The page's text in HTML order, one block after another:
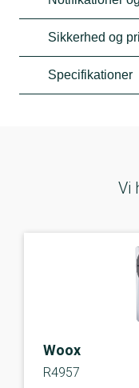
Sikkerhed og
Specifikationer
Vi
Woox
R4957